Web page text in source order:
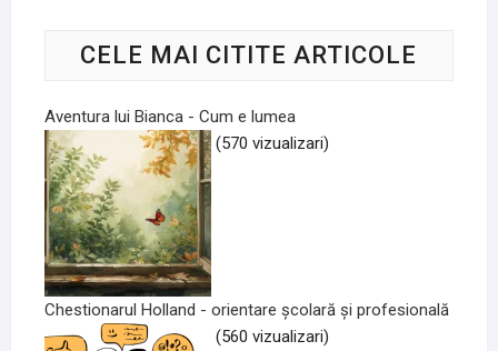
CELE MAI CITITE ARTICOLE
Aventura lui Bianca - Cum e lumea
(570 vizualizari)
Chestionarul Holland - orientare școlară și profesională
(560 vizualizari)